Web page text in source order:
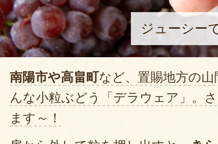
ジューシー
南陽市や高畠町など、置賜地方の
んな小粒ぶどう「デラウェア」。
ます～！